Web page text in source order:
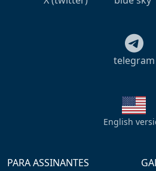
telegram
English
PARA ASSINANTES